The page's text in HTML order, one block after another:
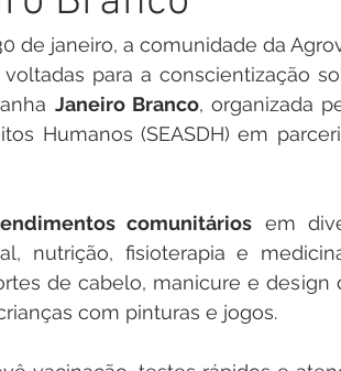
Emenda Parlamentar Nota de
Festival da Banana
de janeiro, a comunidade da
para a conscientização
Janeiro Branco, organizada
Humanos (SEASDH) em
comunitários em
nutrição, fisioterapia e
de cabelo, manicure e design
com pinturas e jogos.